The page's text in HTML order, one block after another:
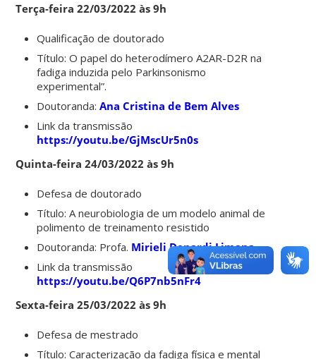
Terça-feira 22/03/2022 às 9h
Qualificação de doutorado
Título: O papel do heterodímero A2AR-D2R na
fadiga induzida pelo Parkinsonismo
experimental”.
Doutoranda:Ana Cristina de Bem Alves
Link da transmissão
https://youtu.be/GjMscUr5n0s
Quinta-feira 24/03/2022 às 9h
Defesa de doutorado
Título: A neurobiologia de um modelo animal de
polimento de treinamento resistido
Doutoranda: Profa. Mirieli Denardi Limana
Link da transmissão
https://youtu.be/Q6P7nb5nFr4
Sexta-feira 25/03/2022 às 9h
Defesa de mestrado
Título: Caracterização da fadiga física e mental